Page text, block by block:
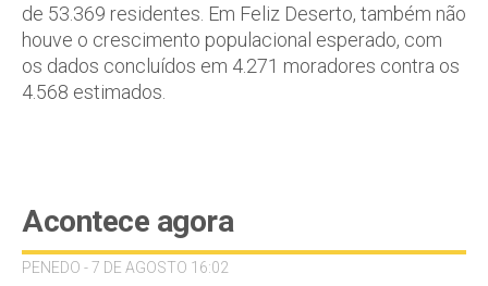
de 53.369 residentes. Em Feliz Deserto, também não
houve o crescimento populacional esperado, com
os dados concluídos em 4.271 moradores contra os
4.568 estimados.
Acontece agora
PENEDO - 7 DE AGOSTO 16:02